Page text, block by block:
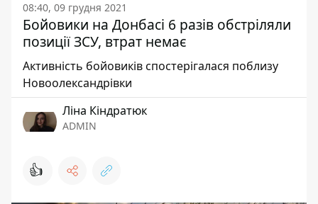
08:40, 09 грудня 2021
Бойовики на Донбасі 6 разів обстріляли
позиції ЗСУ, втрат немає
Активність бойовиків спостерігалася поблизу
Новоолександрівки
Ліна Кіндратюк
ADMIN
👍